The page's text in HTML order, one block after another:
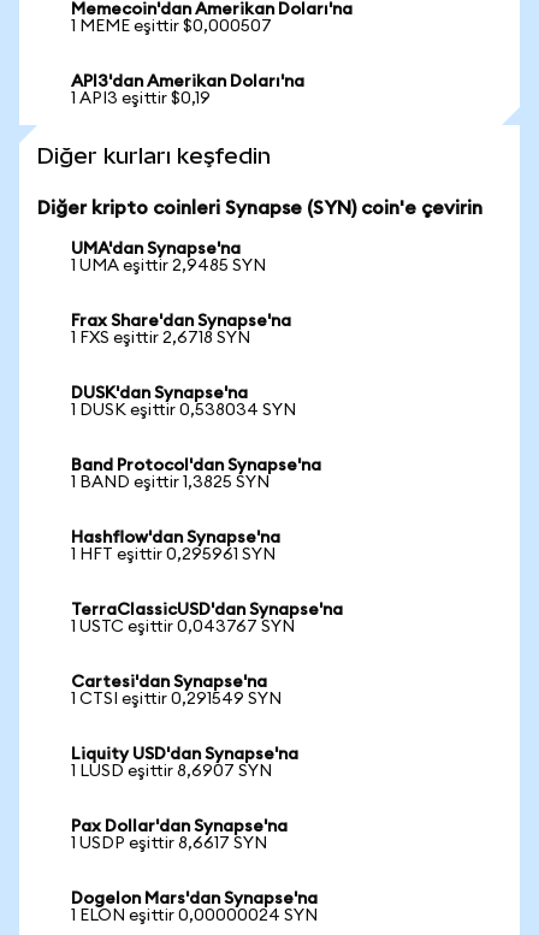
Memecoin'dan Amerikan Doları'na
1 MEME eşittir $0,000507
API3'dan Amerikan Doları'na
1 API3 eşittir $0,19
Diğer kurları keşfedin
Diğer kripto coinleri Synapse (SYN) coin'e çevirin
UMA'dan Synapse'na
1 UMA eşittir 2,9485 SYN
Frax Share'dan Synapse'na
1 FXS eşittir 2,6718 SYN
DUSK'dan Synapse'na
1 DUSK eşittir 0,538034 SYN
Band Protocol'dan Synapse'na
1 BAND eşittir 1,3825 SYN
Hashflow'dan Synapse'na
1 HFT eşittir 0,295961 SYN
TerraClassicUSD'dan Synapse'na
1 USTC eşittir 0,043767 SYN
Cartesi'dan Synapse'na
1 CTSI eşittir 0,291549 SYN
Liquity USD'dan Synapse'na
1 LUSD eşittir 8,6907 SYN
Pax Dollar'dan Synapse'na
1 USDP eşittir 8,6617 SYN
Dogelon Mars'dan Synapse'na
1 ELON eşittir 0,00000024 SYN